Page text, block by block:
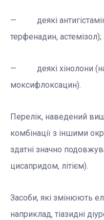
— деякі
терфенадин, астемізол);
— деякі хінолони
моксифлоксацин).
Перелік, наведений
комбінації з іншими
здатні значно
цисапридом, літієм).
Засоби, які змінюють
наприклад, тіазидні